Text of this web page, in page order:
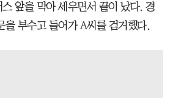
앞을 막아 세우면서 끝이 났다. 경
을 부수고 들어가 A씨를 검거했다.